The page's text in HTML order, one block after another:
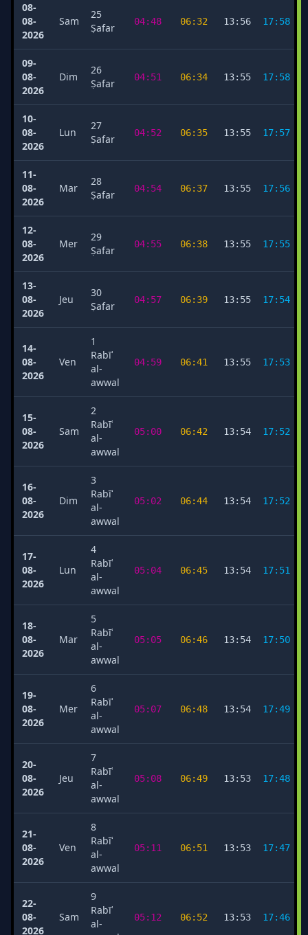
08-
08-
2026
Sam
25
Ṣafar
04:48 06:32 13:56 17:58
09-
08-
2026
Dim
26
Ṣafar
04:51 06:34 13:55 17:58
10-
08-
2026
Lun
27
Ṣafar
04:52 06:35 13:55 17:57
11-
08-
2026
Mar
28
Ṣafar
04:54 06:37 13:55 17:56
12-
08-
2026
Mer
29
Ṣafar
04:55 06:38 13:55 17:55
13-
08-
2026
Jeu
30
Ṣafar
04:57 06:39 13:55 17:54
14-
08-
2026
Ven
1
Rabīʿ
al-
awwal
04:59 06:41 13:55 17:53
15-
08-
2026
Sam
2
Rabīʿ
al-
awwal
05:00 06:42 13:54 17:52
16-
08-
2026
Dim
3
Rabīʿ
al-
awwal
05:02 06:44 13:54 17:52
17-
08-
2026
Lun
4
Rabīʿ
al-
awwal
05:04 06:45 13:54 17:51
18-
08-
2026
Mar
5
Rabīʿ
al-
awwal
05:05 06:46 13:54 17:50
19-
08-
2026
Mer
6
Rabīʿ
al-
awwal
05:07 06:48 13:54 17:49
20-
08-
2026
Jeu
7
Rabīʿ
al-
awwal
05:08 06:49 13:53 17:48
21-
08-
2026
Ven
8
Rabīʿ
al-
awwal
05:11 06:51 13:53 17:47
22-
08-
2026
Sam
9
Rabīʿ
al-
05:12 06:52 13:53 17:46